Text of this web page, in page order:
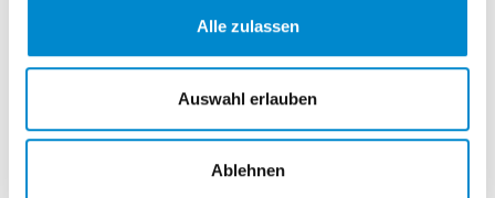
Alle zulassen
Auswahl erlauben
Ablehnen
Nachricht